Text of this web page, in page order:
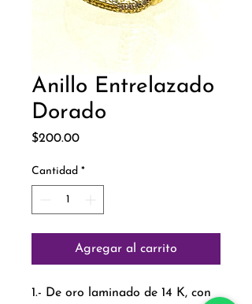
Anillo Entrelazado
Dorado
$200.00Precio
Cantidad *
Agregar al carrito
1.- De oro laminado de 14 K, con